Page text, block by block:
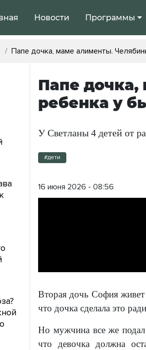
Новости Программы
Папе дочка, маме алименты.
Папе дочка,
ребенка у
У Светланы 4 детей от
#дети
16 июня 2026 - 08:56
Вторая дочь София живет
что дочка сделала это
Но мужчина все же подал
что девочка должна